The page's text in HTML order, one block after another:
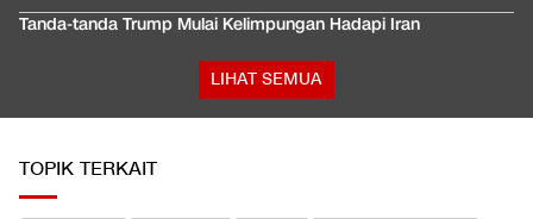
Tanda-tanda Trump Mulai Kelimpungan Hadapi Iran
LIHAT SEMUA
TOPIK TERKAIT